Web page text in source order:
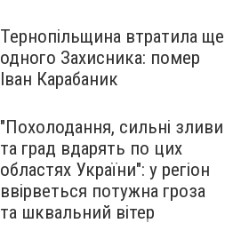
Тернопільщина втратила ще
одного Захисника: помер
Іван Карабаник
"Похолодання, сильні зливи
та град вдарять по цих
областях України": у регіон
ввірветься потужна гроза
та шквальний вітер